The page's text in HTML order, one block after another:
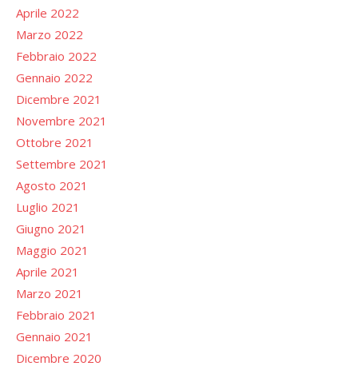
Aprile 2022
Marzo 2022
Febbraio 2022
Gennaio 2022
Dicembre 2021
Novembre 2021
Ottobre 2021
Settembre 2021
Agosto 2021
Luglio 2021
Giugno 2021
Maggio 2021
Aprile 2021
Marzo 2021
Febbraio 2021
Gennaio 2021
Dicembre 2020